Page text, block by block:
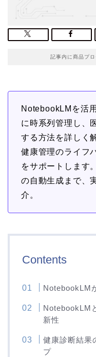
記事内に商品プ
NotebookLMを活
に時系列管理し、
する方法を詳しく
健康管理のライフ
をサポートします
の自動生成まで、
介。
Contents
NotebookLM
NotebookLM
新性
健康診断結果
プ